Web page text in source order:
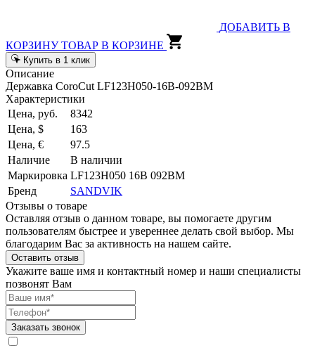
ДОБАВИТЬ В
КОРЗИНУ ТОВАР В КОРЗИНЕ
Купить в 1 клик
Описание
Державка CoroCut LF123H050-16B-092BM
Характеристики
Цена, руб.
8342
Цена, $
163
Цена, €
97.5
Наличие
В наличии
Маркировка LF123H050 16B 092BM
Бренд
SANDVIK
Отзывы о товаре
Оставляя отзыв о данном товаре, вы помогаете другим
пользователям быстрее и увереннее делать свой выбор. Мы
благодарим Вас за активность на нашем сайте.
Оставить отзыв
Укажите ваше имя и контактный номер и наши специалисты
позвонят Вам
Заказать звонок